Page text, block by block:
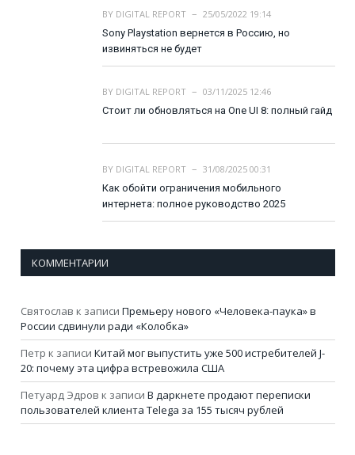
BY DIGITAL REPORT
25/05/2022 19:14
Sony Playstation вернется в Россию, но
извиняться не будет
BY DIGITAL REPORT
03/11/2025 12:46
Стоит ли обновляться на One UI 8: полный гайд
BY DIGITAL REPORT
31/08/2025 00:31
Как обойти ограничения мобильного
интернета: полное руководство 2025
КОММЕНТАРИИ
Святослав к записи Премьеру нового «Человека-паука» в
России сдвинули ради «Колобка»
Петр к записи Китай мог выпустить уже 500 истребителей J-
20: почему эта цифра встревожила США
Петуард Эдров к записи В даркнете продают переписки
пользователей клиента Telega за 155 тысяч рублей